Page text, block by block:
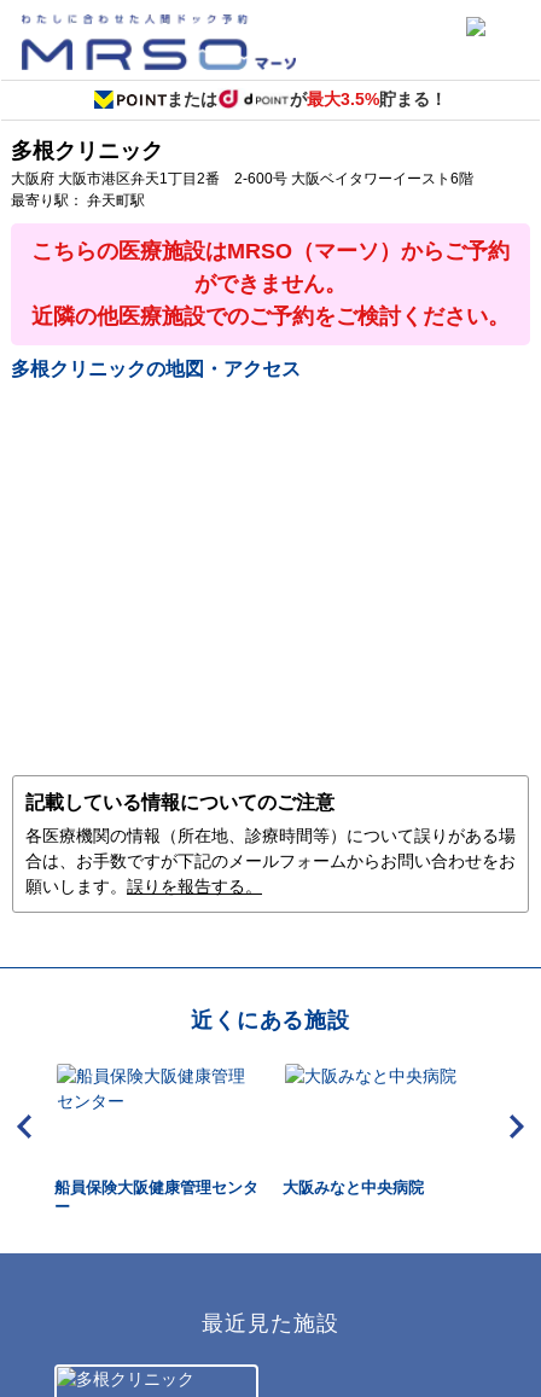
または が最大3.5%貯まる！
多根クリニック
大阪府 大阪市港区弁天1丁目2番 2-600号 大阪ベイタワーイースト6階
最寄り駅： 弁天町駅
こちらの医療施設はMRSO（マーソ）からご予約
ができません。
近隣の他医療施設でのご予約をご検討ください。
多根クリニックの地図・アクセス
記載している情報についてのご注意
各医療機関の情報（所在地、診療時間等）について誤りがある場
合は、お手数ですが下記のメールフォームからお問い合わせをお
願いします。 誤りを報告する。
近くにある施設
船員保険大阪健康管理センタ
ー
大阪みなと中央病院
最近見た施設